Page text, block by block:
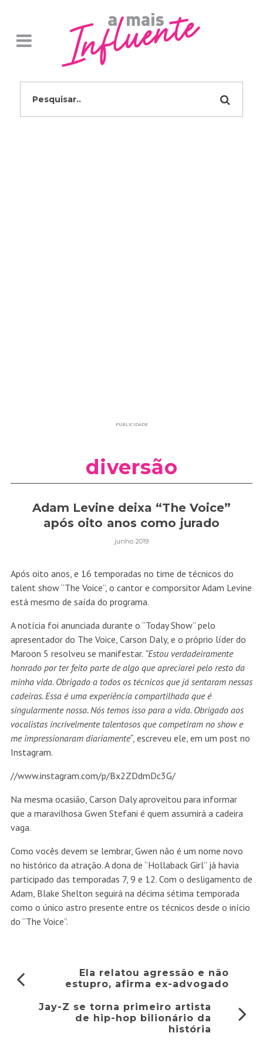
PUBLICIDADE
diversão
Adam Levine deixa “The Voice”
após oito anos como jurado
junho 2019
Após oito anos, e 16 temporadas no time de técnicos do
talent show “The Voice”, o cantor e comporsitor Adam Levine
está mesmo de saída do programa.
A notícia foi anunciada durante o “Today Show” pelo
apresentador do The Voice, Carson Daly, e o próprio líder do
Maroon 5 resolveu se manifestar. “Estou verdadeiramente
honrado por ter feito parte de algo que apreciarei pelo resto da
minha vida. Obrigado a todos os técnicos que já sentaram nessas
cadeiras. Essa é uma experiência compartilhada que é
singularmente nossa. Nós temos isso para a vida. Obrigado aos
vocalistas incrivelmente talentosos que competiram no show e
me impressionaram diariamente“, escreveu ele, em um post no
Instagram.
//www.instagram.com/p/Bx2ZDdmDc3G/
Na mesma ocasião, Carson Daly aproveitou para informar
que a maravilhosa Gwen Stefani é quem assumirá a cadeira
vaga.
Como vocês devem se lembrar, Gwen não é um nome novo
no histórico da atração. A dona de “Hollaback Girl” já havia
participado das temporadas 7, 9 e 12. Com o desligamento de
Adam, Blake Shelton seguirá na décima sétima temporada
como o único astro presente entre os técnicos desde o início
do “The Voice”.
Ela relatou agressão e não
estupro, afirma ex-advogado
Jay-Z se torna primeiro artista
de hip-hop bilionário da
história